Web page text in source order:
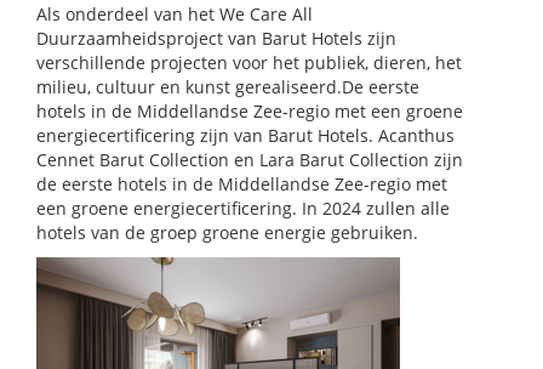
Als onderdeel van het We Care All
Duurzaamheidsproject van Barut Hotels zijn
verschillende projecten voor het publiek, dieren, het
milieu, cultuur en kunst gerealiseerd.De eerste
hotels in de Middellandse Zee-regio met een groene
energiecertificering zijn van Barut Hotels. Acanthus
Cennet Barut Collection en Lara Barut Collection zijn
de eerste hotels in de Middellandse Zee-regio met
een groene energiecertificering. In 2024 zullen alle
hotels van de groep groene energie gebruiken.